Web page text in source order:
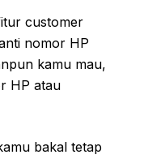
customer
nomor HP
kamu mau,
HP atau
bakal tetap